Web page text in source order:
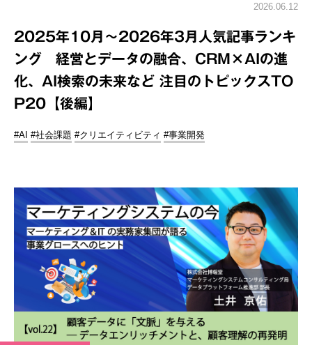
2026.06.12
2025年10月～2026年3月人気記事ランキ
ング 経営とデータの融合、CRM×AIの進
化、AI検索の未来など 注目のトピックスTO
P20【後編】
#AI #社会課題 #クリエイティビティ #事業開発